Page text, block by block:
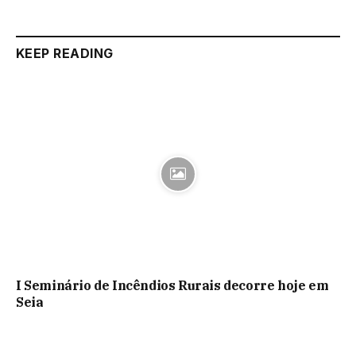
KEEP READING
I Seminário de Incêndios Rurais decorre hoje em
Seia